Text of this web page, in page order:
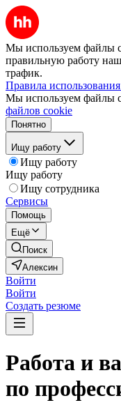
Мы используем файлы
правильную работу
трафик.
Правила
Мы используем файлы
файлов cookie
Понятно
Ищу работу
Ищу работу
Ищу работу
Ищу сотрудника
Сервисы
Помощь
Ещё
Поиск
Алексин
Войти
Войти
Создать резюме
Работа и
по